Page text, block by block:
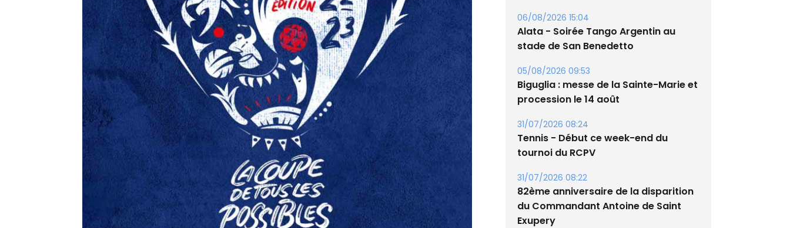
06/08/2026 15:04
Alata - Soirée Tango Argentin au
stade de San Benedetto
05/08/2026 09:53
Biguglia : messe de la Sainte-Marie et
procession le 14 août
31/07/2026 08:24
Tennis - Début ce week-end du
tournoi du RCPV
31/07/2026 08:22
82ème anniversaire de la disparition
du Commandant Antoine de Saint
Exupery